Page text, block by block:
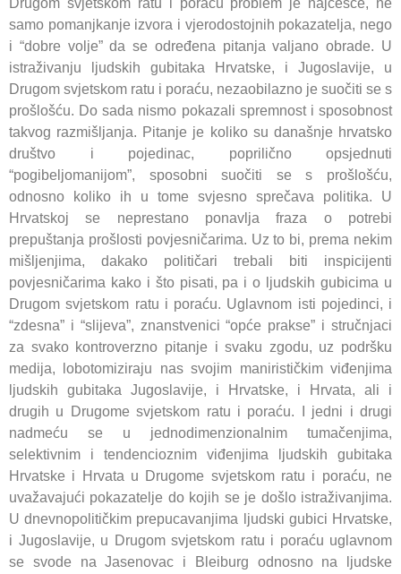
samo pomanjkanje izvora i vjerodostojnih pokazatelja, nego
i “dobre volje” da se određena pitanja valjano obrade. U
istraživanju ljudskih gubitaka Hrvatske, i Jugoslavije, u
Drugom svjetskom ratu i poraću, nezaobilazno je suočiti se s
prošlošću. Do sada nismo pokazali spremnost i sposobnost
takvog razmišljanja. Pitanje je koliko su današnje hrvatsko
društvo i pojedinac, poprilično opsjednuti
“pogibeljomanijom”, sposobni suočiti se s prošlošću,
odnosno koliko ih u tome svjesno sprečava politika. U
Hrvatskoj se neprestano ponavlja fraza o potrebi
prepuštanja prošlosti povjesničarima. Uz to bi, prema nekim
mišljenjima, dakako političari trebali biti inspicijenti
povjesničarima kako i što pisati, pa i o ljudskih gubicima u
Drugom svjetskom ratu i poraću. Uglavnom isti pojedinci, i
“zdesna” i “slijeva”, znanstvenici “opće prakse” i stručnjaci
za svako kontroverzno pitanje i svaku zgodu, uz podršku
medija, lobotomiziraju nas svojim manirističkim viđenjima
ljudskih gubitaka Jugoslavije, i Hrvatske, i Hrvata, ali i
drugih u Drugome svjetskom ratu i poraću. I jedni i drugi
nadmeću se u jednodimenzionalnim tumačenjima,
selektivnim i tendencioznim viđenjima ljudskih gubitaka
Hrvatske i Hrvata u Drugome svjetskom ratu i poraću, ne
uvažavajući pokazatelje do kojih se je došlo istraživanjima.
U dnevnopolitičkim prepucavanjima ljudski gubici Hrvatske,
i Jugoslavije, u Drugom svjetskom ratu i poraću uglavnom
se svode na Jasenovac i Bleiburg odnosno na ljudske